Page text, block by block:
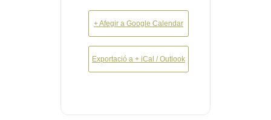
+ Afegir a Google Calendar
Exportació a + iCal / Outlook